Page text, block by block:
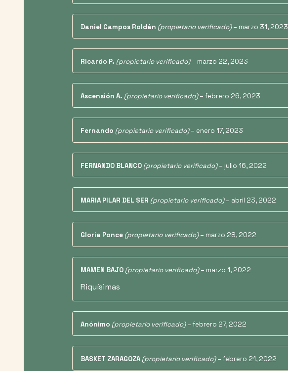
Daniel Campos Roldán (propietario verificado) – marzo 31, 2023
Ricardo P. (propietario verificado) – marzo 22, 2023
Ascensión A. (propietario verificado) – febrero 26, 2023
Fernando (propietario verificado) – enero 17, 2023
FERNANDO BLANCO (propietario verificado) – julio 16, 2022
MARIA PILAR DEL SER (propietario verificado) – abril 23, 2022
Gloria Ponce (propietario verificado) – marzo 28, 2022
MAMEN BAJO (propietario verificado) – marzo 1, 2022
Riquísimas
Anónimo (propietario verificado) – febrero 27, 2022
BASKET ZARAGOZA (propietario verificado) – febrero 21, 2022